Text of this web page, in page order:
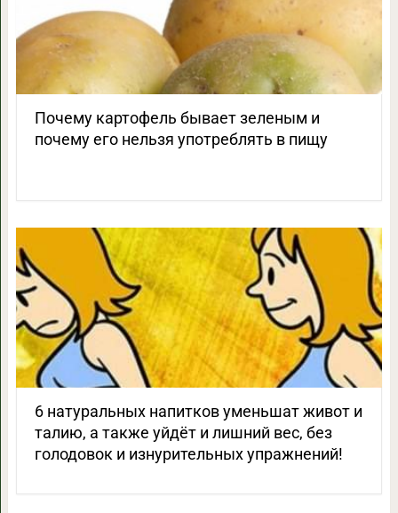
Почему картофель бывает зеленым и
почему его нельзя употреблять в пищу
6 натуральных напитков уменьшат живот и
талию, а также уйдёт и лишний вес, без
голодовок и изнурительных упражнений!